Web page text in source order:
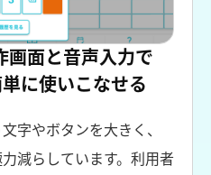
画面と音声入力で
に使いこなせる
字やボタンを大きく、
減らしています。利用者